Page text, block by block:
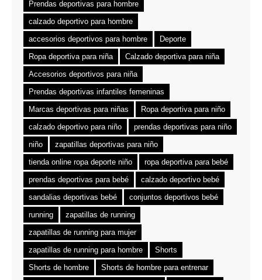
Prendas deportivas para hombre
calzado deportivo para hombre
accesorios deportivos para hombre
Deporte
Ropa deportiva para niña
Calzado deportiva para niña
Accesorios deportivos para niña
Prendas deportivas infantiles femeninas
Marcas deportivas para niñas
Ropa deportiva para niño
calzado deportivo para niño
prendas deportivas para niño
niño
zapatillas deportivas para niño
tienda online ropa deporte niño
ropa deportiva para bebé
prendas deportivas para bebé
calzado deportivo bebé
sandalias deportivas bebé
conjuntos deportivos bebé
running
zapatillas de running
zapatillas de running para mujer
zapatillas de running para hombre
Shorts
Shorts de hombre
Shorts de hombre para entrenar